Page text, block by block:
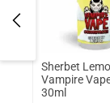
Sherbet
Vampire
30ml